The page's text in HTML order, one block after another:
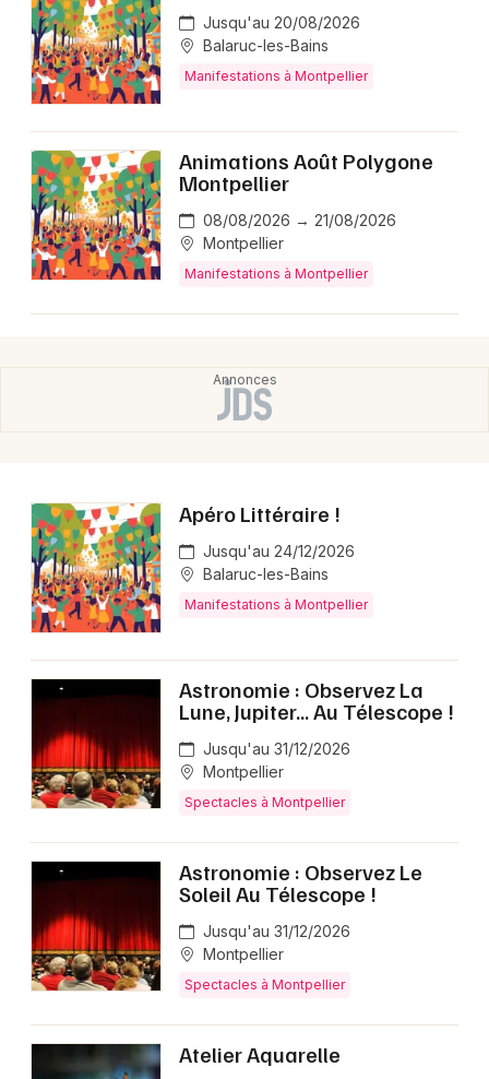
Jusqu'au 20/08/2026
Balaruc-les-Bains
Manifestations à Montpellier
Animations Août Polygone
Montpellier
08/08/2026 → 21/08/2026
Montpellier
Manifestations à Montpellier
Apéro Littéraire !
Jusqu'au 24/12/2026
Balaruc-les-Bains
Manifestations à Montpellier
Astronomie : Observez La
Lune, Jupiter… Au Télescope !
Jusqu'au 31/12/2026
Montpellier
Spectacles à Montpellier
Astronomie : Observez Le
Soleil Au Télescope !
Jusqu'au 31/12/2026
Montpellier
Spectacles à Montpellier
Atelier Aquarelle